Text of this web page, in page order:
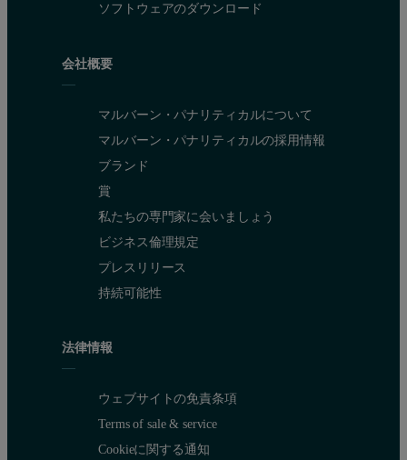
Classical geometry (Bragg-Brentano): errors in peak position
ソフトウェアのダウンロード
会社概要
マルバーン・パナリティカルについて
マルバーン・パナリティカルの採用情報
ブランド
賞
私たちの専門家に会いましょう
ビジネス倫理規定
プレスリリース
持続可能性
法律情報
ウェブサイトの免責条項
Terms of sale & service
Cookieに関する通知